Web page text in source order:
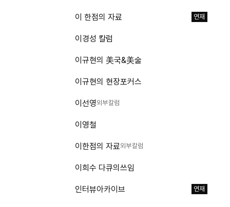
이 한점의 자료 연재
이경성 칼럼
이규현의 美국&美술
이규현의 현장포커스
이선영외부칼럼
이영철
이한점의 자료외부칼럼
이희수 다큐의쓰임
인터뷰아카이브 연재